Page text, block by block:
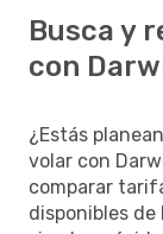
Busca y
con
¿Estás
volar con
comparar
disponibles